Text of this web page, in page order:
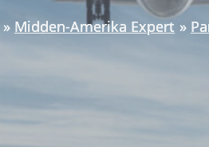
Midden-Amerika Expert